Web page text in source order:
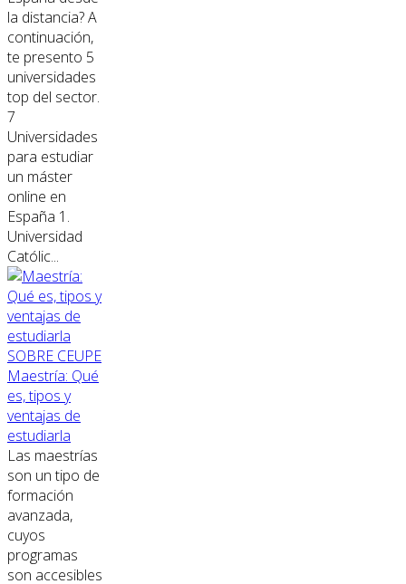
la distancia? A
continuación,
te presento 5
universidades
top del sector.
7
Universidades
para estudiar
un máster
online en
España 1.
Universidad
Católic...
SOBRE CEUPE
Maestría: Qué
es, tipos y
ventajas de
estudiarla
Las maestrías
son un tipo de
formación
avanzada,
cuyos
programas
son accesibles